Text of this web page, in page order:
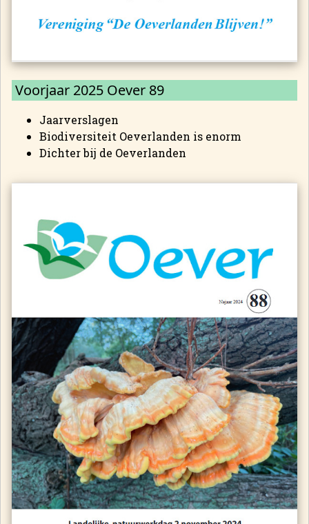
Voorjaar 2025 Oever 89
Jaarverslagen
Biodiversiteit Oeverlanden is enorm
Dichter bij de Oeverlanden